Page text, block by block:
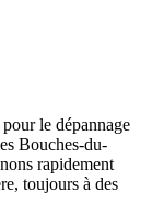
le dépannage
Bouches-du-
rapidement
toujours à des